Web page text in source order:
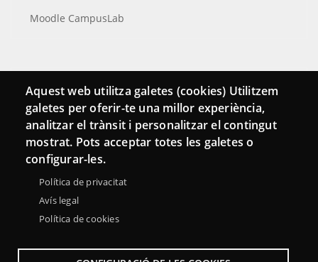
Moodle CampusLab
Connecta
Bustia de contacte
Butlletins
Aquest web utilitza galetes (cookies) Utilitzem
galetes per oferir-te una millor experiència,
analitzar el trànsit i personalitzar el contingut
mostrat. Pots acceptar totes les galetes o
configurar-les.
Política de privacitat
Avís legal
Política de cookies